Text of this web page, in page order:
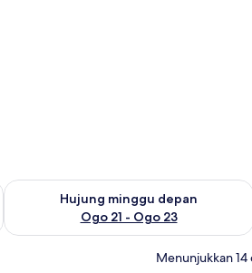
ini Ogo 14 - Ogo 16
Hujung minggu depan
Ogo 21 - Ogo 23
Semak ketersediaan untuk hujung
Menunjukkan